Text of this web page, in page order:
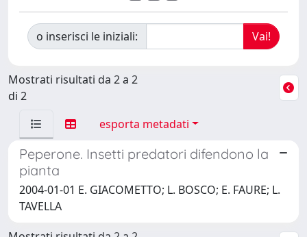
o inserisci le iniziali:
Mostrati risultati da 2 a 2
di 2
esporta metadati
Peperone. Insetti predatori difendono la
pianta
2004-01-01 E. GIACOMETTO; L. BOSCO; E. FAURE; L.
TAVELLA